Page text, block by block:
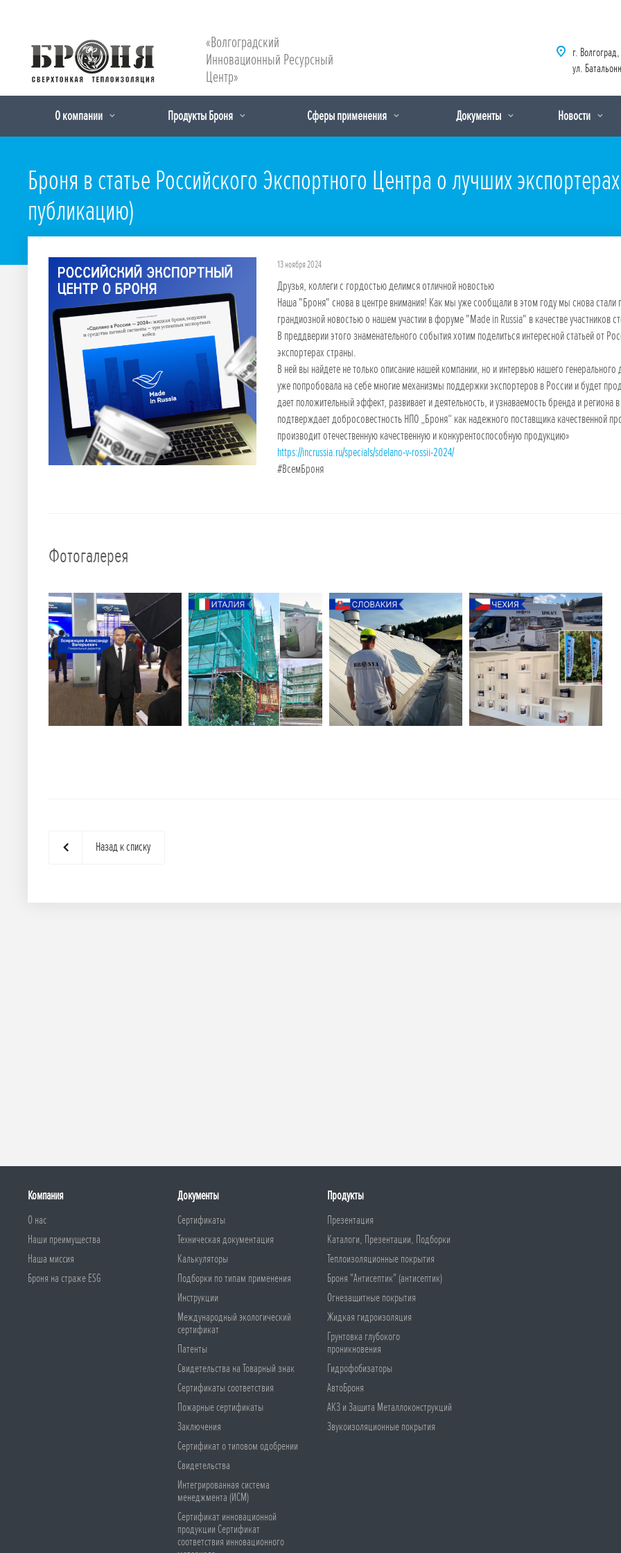
«Волгоградский
Инновационный Ресурсный
Центр»
г. Волгоград,
ул.
О компании Продукты Броня Сферы применения Документы Новости
Броня в статье Российского Экспортного Центра о лучших
публикацию)
13 ноября 2024
Друзья, коллеги с гордостью делимся отличной новостью
Наша "Броня" снова в центре внимания! Как мы уже сообщали в этом году мы снова
грандиозной новостью о нашем участии в форуме "Made in Russia" в качестве участников
В преддверии этого знаменательного события хотим поделиться интересной статьей от
экспортерах страны.
В ней вы найдете не только описание нашей компании, но и интервью нашего
уже попробовала на себе многие механизмы поддержки экспортеров в России и будет
дает положительный эффект, развивает и деятельность, и узнаваемость бренда и
подтверждает добросовестность НПО „Броня“ как надежного поставщика качественной
производит отечественную качественную и конкурентоспособную продукцию»
https://incrussia.ru/specials/sdelano-v-rossii-2024/
#ВсемБроня
Фотогалерея
Назад к списку
Компания
О нас
Наши преимущества
Наша миссия
Броня на страже ESG
Документы
Сертификаты
Техническая документация
Калькуляторы
Подборки по типам применения
Инструкции
Международный экологический
сертификат
Патенты
Свидетельства на Товарный знак
Сертификаты соответствия
Пожарные сертификаты
Заключения
Сертификат о типовом одобрении
Свидетельства
Интегрированная система
менеджмента (ИСМ)
Сертификат инновационной
продукции Сертификат
соответствия инновационного
Продукты
Презентация
Каталоги, Презентации, Подборки
Теплоизоляционные покрытия
Броня "Антисептик" (антисептик)
Огнезащитные покрытия
Жидкая гидроизоляция
Грунтовка глубокого
проникновения
Гидрофобизаторы
АвтоБроня
АКЗ и Защита Металлоконструкций
Звукоизоляционные покрытия